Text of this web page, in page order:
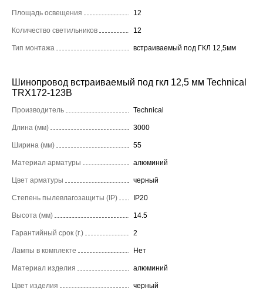
Площадь освещения 12
Количество светильников 12
Тип монтажа встраиваемый под ГКЛ 12,5мм
Шинопровод встраиваемый под гкл 12,5 мм Technical
TRX172-123B
Производитель Technical
Длина (мм) 3000
Ширина (мм) 55
Материал арматуры алюминий
Цвет арматуры черный
Степень пылевлагозащиты (IP) IP20
Высота (мм) 14.5
Гарантийный срок (г.) 2
Лампы в комплекте Нет
Материал изделия алюминий
Цвет изделия черный